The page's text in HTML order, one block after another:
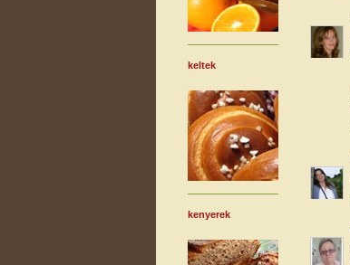
keltek
kenyerek